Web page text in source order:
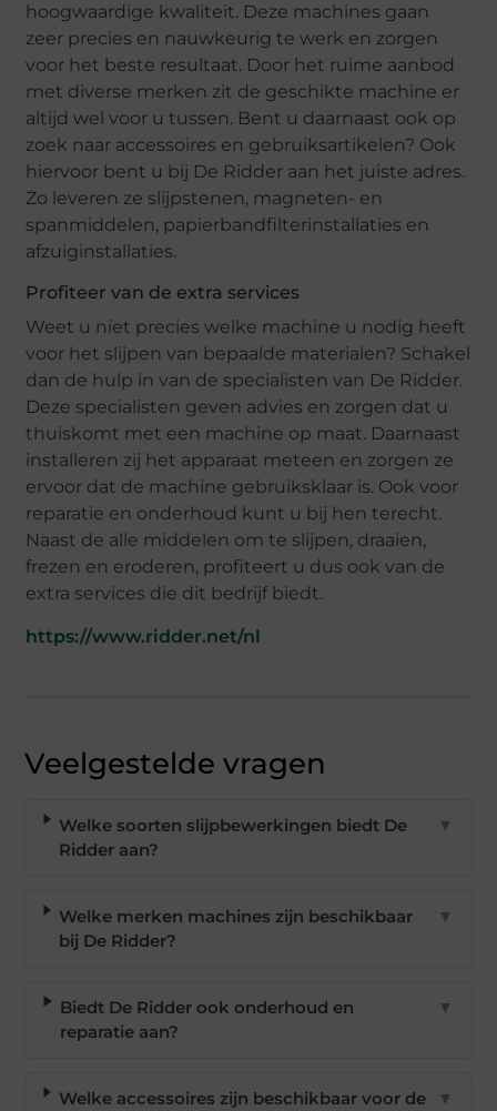
hoogwaardige kwaliteit. Deze machines gaan
zeer precies en nauwkeurig te werk en zorgen
voor het beste resultaat. Door het ruime aanbod
met diverse merken zit de geschikte machine er
altijd wel voor u tussen. Bent u daarnaast ook op
zoek naar accessoires en gebruiksartikelen? Ook
hiervoor bent u bij De Ridder aan het juiste adres.
Zo leveren ze slijpstenen, magneten- en
spanmiddelen, papierbandfilterinstallaties en
afzuiginstallaties.
Profiteer van de extra services
Weet u niet precies welke machine u nodig heeft
voor het slijpen van bepaalde materialen? Schakel
dan de hulp in van de specialisten van De Ridder.
Deze specialisten geven advies en zorgen dat u
thuiskomt met een machine op maat. Daarnaast
installeren zij het apparaat meteen en zorgen ze
ervoor dat de machine gebruiksklaar is. Ook voor
reparatie en onderhoud kunt u bij hen terecht.
Naast de alle middelen om te slijpen, draaien,
frezen en eroderen, profiteert u dus ook van de
extra services die dit bedrijf biedt.
https://www.ridder.net/nl
Veelgestelde vragen
Welke soorten slijpbewerkingen biedt De
Ridder aan?
▼
Welke merken machines zijn beschikbaar
bij De Ridder?
▼
Biedt De Ridder ook onderhoud en
reparatie aan?
▼
Welke accessoires zijn beschikbaar voor de
▼